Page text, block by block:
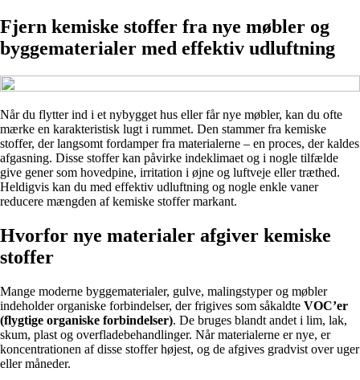
Fjern kemiske stoffer fra nye møbler og
byggematerialer med effektiv udluftning
Når du flytter ind i et nybygget hus eller får nye møbler, kan du ofte
mærke en karakteristisk lugt i rummet. Den stammer fra kemiske
stoffer, der langsomt fordamper fra materialerne – en proces, der kaldes
afgasning. Disse stoffer kan påvirke indeklimaet og i nogle tilfælde
give gener som hovedpine, irritation i øjne og luftveje eller træthed.
Heldigvis kan du med effektiv udluftning og nogle enkle vaner
reducere mængden af kemiske stoffer markant.
Hvorfor nye materialer afgiver kemiske
stoffer
Mange moderne byggematerialer, gulve, malingstyper og møbler
indeholder organiske forbindelser, der frigives som såkaldte VOC’er
(flygtige organiske forbindelser). De bruges blandt andet i lim, lak,
skum, plast og overfladebehandlinger. Når materialerne er nye, er
koncentrationen af disse stoffer højest, og de afgives gradvist over uger
eller måneder.